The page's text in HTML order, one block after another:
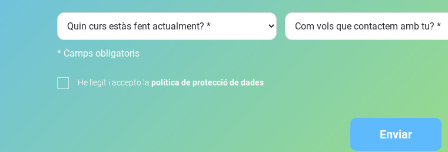
* Camps obligatoris
He llegit i accepto la política de protecció de dades
Enviar